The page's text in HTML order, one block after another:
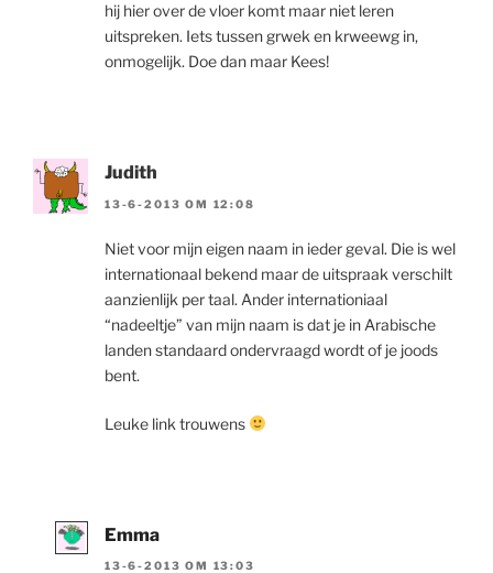
hij hier over de vloer komt maar niet leren
uitspreken. Iets tussen grwek en krweewg in,
onmogelijk. Doe dan maar Kees!
Judith
13-6-2013 OM 12:08
Niet voor mijn eigen naam in ieder geval. Die is wel
internationaal bekend maar de uitspraak verschilt
aanzienlijk per taal. Ander internationiaal
“nadeeltje” van mijn naam is dat je in Arabische
landen standaard ondervraagd wordt of je joods
bent.
Leuke link trouwens
Emma
13-6-2013 OM 13:03